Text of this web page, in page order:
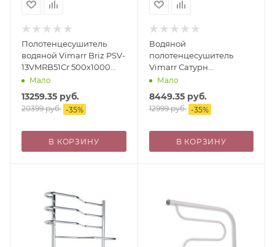
Полотенцесушитель
водяной Vimarr Briz PSV-
13VMRB51Cr 500х1000
лесенка, с фитингами в
комплекте, хром
Мало
13259.35 руб.
20399руб. -35%
В КОРЗИНУ
Водяной
полотенцесушитель
Vimarr Сатурн
PSBP29VMRS58Cr
500x800 с полкой, с
фитингами в комплекте,
хром
Мало
8449.35руб.
12999руб. -35%
В КОРЗИНУ